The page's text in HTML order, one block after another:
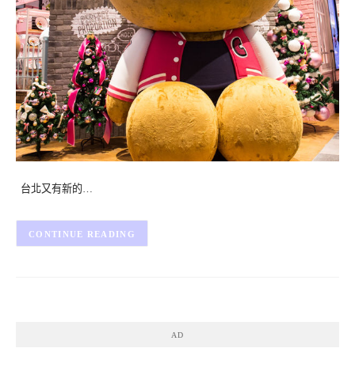
台北又有新的…
CONTINUE READING
AD